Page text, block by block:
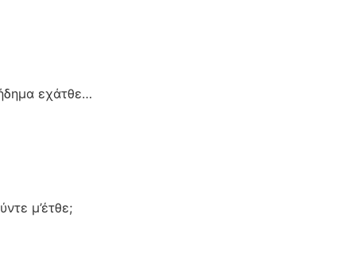
εχάτθε…
μ’έτθε;